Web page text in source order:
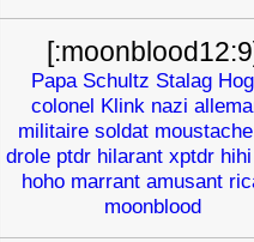
Papa Schultz Stalag
colonel Klink nazi
militaire soldat moustache
drole ptdr hilarant xptdr hihi
hoho marrant amusant
moonblood